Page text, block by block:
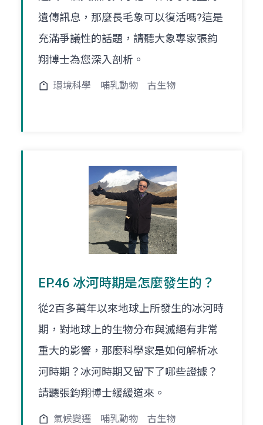
遺傳訊息，那麼長毛象可以復活嗎?這是
充滿爭議性的話題，請聽大象專家張鈞
翔博士為您深入剖析。
環境科學 哺乳動物 古生物
EP.46 冰河時期是怎麼發生的？
從2百多萬年以來地球上所發生的冰河時
期，對地球上的生物分布與滅絕有非常
重大的影響，那麼科學家是如何解析冰
河時期？冰河時期又留下了哪些證據？
請聽張鈞翔博士緩緩道來。
氣候變遷 哺乳動物 古生物